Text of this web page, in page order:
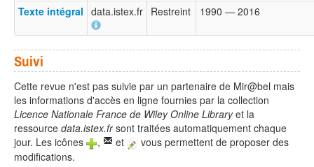
Texte intégral data.istex.fr Restreint 1990 — 2016
Suivi
Cette revue n'est pas suivie par un partenaire de Mir@bel mais
les informations d'accès en ligne fournies par la collection
Licence Nationale France de Wiley Online Libraryet la
ressource data.istex.frsont traitées automatiquement chaque
jour. Les icônes
, et
vous permettent de proposer des
modifications.